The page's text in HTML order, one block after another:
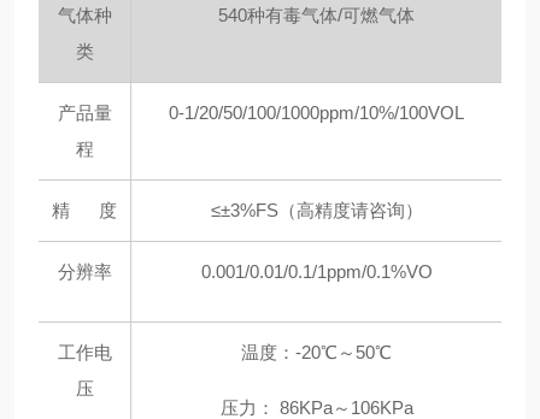
气体种
类
540种有毒气体/可燃气体
产品量
程
0-1/20/50/100/1000ppm/10%/100VOL
精 度 ≤±3%FS（高精度请咨询）
分辨率 0.001/0.01/0.1/1ppm/0.1%VO
工作电
压
温度：-20℃～50℃
压力： 86KPa～106KPa